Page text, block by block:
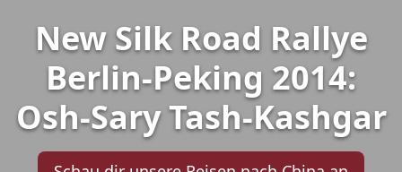
New Silk Road Rallye
Berlin-Peking 2014:
Osh-Sary Tash-Kashgar